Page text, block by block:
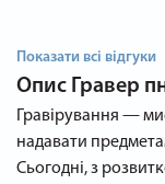
Показати всі відгуки
Опис Гравер
Гравірування —
надавати
Сьогодні, з